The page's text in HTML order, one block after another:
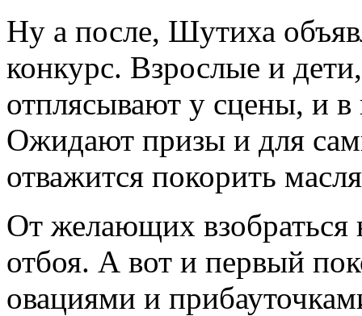
Ну а после, Шутиха
конкурс. Взрослые и
отплясывают у сцены, и
Ожидают призы и для
отважится покорить
От желающих взобраться
отбоя. А вот и первый
овациями и